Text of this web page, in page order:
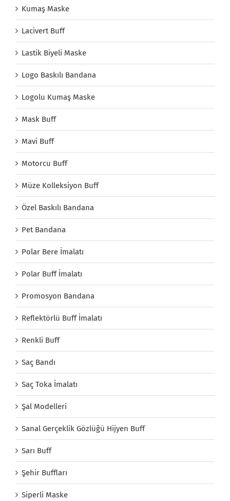
Kumaş Maske
Lacivert Buff
Lastik Biyeli Maske
Logo Baskılı Bandana
Logolu Kumaş Maske
Mask Buff
Mavi Buff
Motorcu Buff
Müze Kolleksiyon Buff
Özel Baskılı Bandana
Pet Bandana
Polar Bere İmalatı
Polar Buff İmalatı
Promosyon Bandana
Reflektörlü Buff İmalatı
Renkli Buff
Saç Bandı
Saç Toka İmalatı
Şal Modelleri
Sanal Gerçeklik Gözlüğü Hijyen Buff
Sarı Buff
Şehir Buffları
Siperli Maske